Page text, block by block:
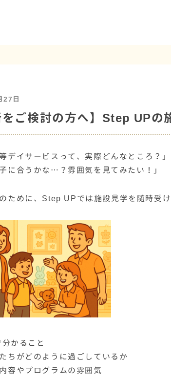
27日
をご検討の方へ】Step UPの
デイサービスって、実際どんなところ？」
子に合うかな…？雰囲気を見てみたい！」
ために、Step UPでは施設見学を随時受
かること
ちがどのように過ごしているか
容やプログラムの雰囲気